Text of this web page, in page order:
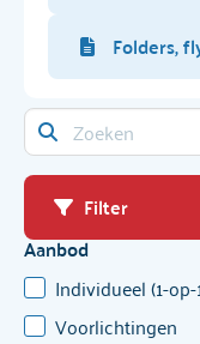
Folders,
Filter
Aanbod
Individueel (1-
Voorlichtingen